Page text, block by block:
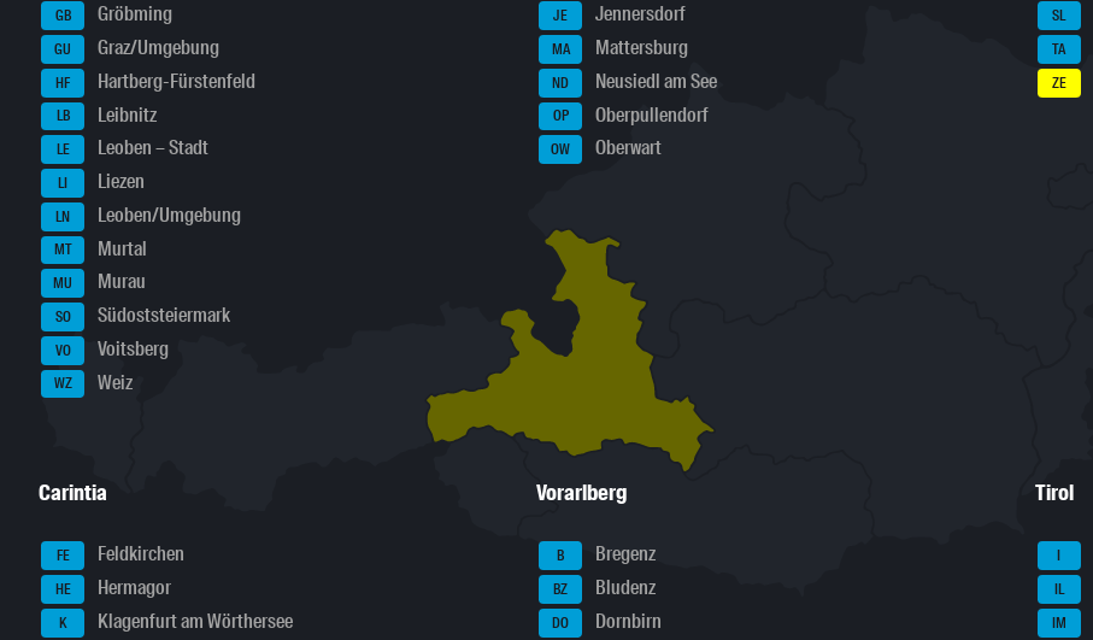
GB Gröbming
GU Graz/Umgebung
HF Hartberg-Fürstenfeld
LB Leibnitz
LE Leoben – Stadt
LI Liezen
LN Leoben/Umgebung
MT Murtal
MU Murau
SO Südoststeiermark
VO Voitsberg
WZ Weiz
JE Jennersdorf
MA Mattersburg
ND Neusiedl am See
OP Oberpullendorf
OW Oberwart
SL
TA
ZE
Carintia
FE Feldkirchen
HE Hermagor
K Klagenfurt am Wörthersee
Vorarlberg
B Bregenz
BZ Bludenz
DO Dornbirn
Tirol
I
IL
IM